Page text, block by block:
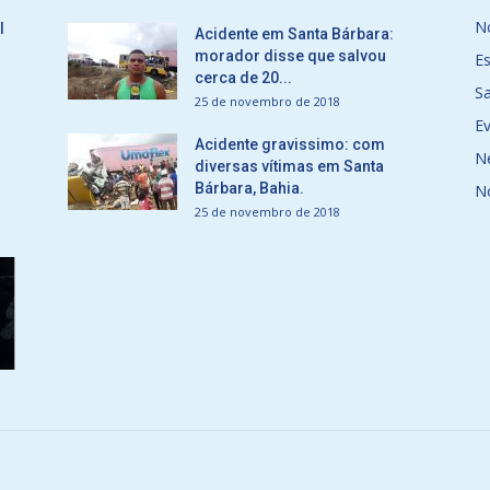
Acidente em Santa Bárbara:
morador disse que salvou
cerca de 20...
25 de novembro de 2018
Acidente gravissimo: com
diversas vítimas em Santa
Bárbara, Bahia.
25 de novembro de 2018